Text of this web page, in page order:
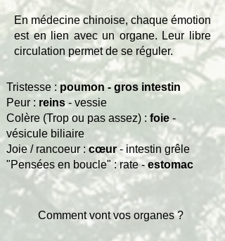
En médecine chinoise, chaque émotion
est en lien avec un organe. Leur libre
circulation permet de se réguler.
Tristesse :poumon - gros intestin
Peur : reins- vessie
Colère (Trop ou pas assez) : foie -
vésicule biliaire
Joie / rancoeur :cœur- intestin grêle
"Pensées en boucle" : rate -estomac
Comment vont vos organes ?